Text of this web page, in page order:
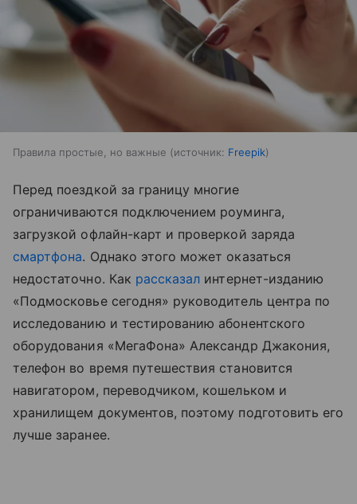
Правила простые, но важные источник: Freepik
Перед поездкой за границу многие
ограничиваются подключением роуминга,
загрузкой офлайн-карт и проверкой заряда
смартфона. Однако этого может оказаться
недостаточно. Как рассказал интернет-изданию
«Подмосковье сегодня» руководитель центра по
исследованию и тестированию абонентского
оборудования «МегаФона» Александр Джакония,
телефон во время путешествия становится
навигатором, переводчиком, кошельком и
хранилищем документов, поэтому подготовить его
лучше заранее.